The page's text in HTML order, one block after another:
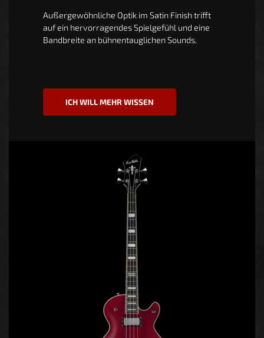
Außergewöhnliche Optik im Satin Finish trifft
auf ein hervorragendes Spielgefühl und eine
Bandbreite an bühnentauglichen Sounds.
ICH WILL MEHR WISSEN